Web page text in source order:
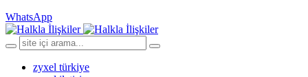
WhatsApp
zyxel türkiye